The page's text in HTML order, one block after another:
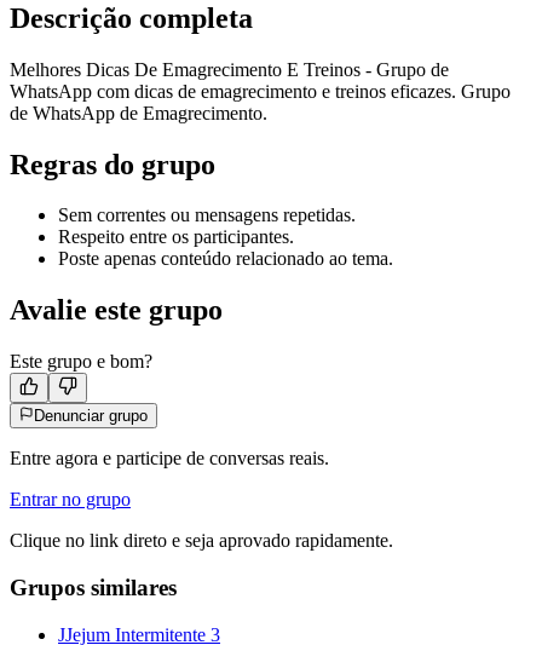
Descrição completa
Melhores Dicas De Emagrecimento E Treinos - Grupo de
WhatsApp com dicas de emagrecimento e treinos eficazes. Grupo
de WhatsApp de Emagrecimento.
Regras do grupo
Sem correntes ou mensagens repetidas.
Respeito entre os participantes.
Poste apenas conteúdo relacionado ao tema.
Avalie este grupo
Este grupo e bom?
Denunciar grupo
Entre agora e participe de conversas reais.
Entrar no grupo
Clique no link direto e seja aprovado rapidamente.
Grupos similares
JJejum Intermitente 3